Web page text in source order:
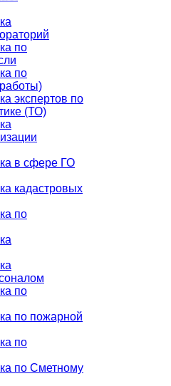
по
по
экспертов по
(ТО)
в сфере ГО
кадастровых
по
по
по пожарной
по
по Сметному